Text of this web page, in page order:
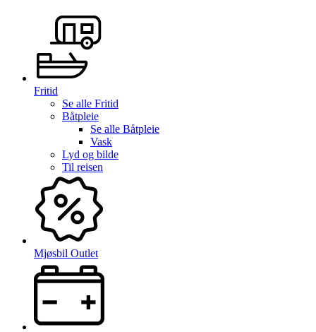
Fritid
Se alle Fritid
Båtpleie
Se alle Båtpleie
Vask
Lyd og bilde
Til reisen
Mjøsbil Outlet